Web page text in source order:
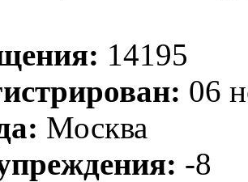
14195
06
Москва
-8